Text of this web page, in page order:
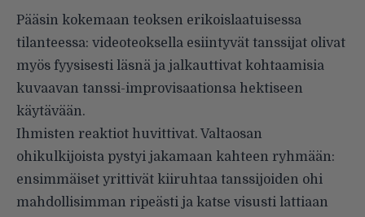
Pääsin kokemaan teoksen erikoislaatuisessa
tilanteessa: videoteoksella esiintyvät tanssijat olivat
myös fyysisesti läsnä ja jalkauttivat kohtaamisia
kuvaavan tanssi-improvisaationsa hektiseen
käytävään.
Ihmisten reaktiot huvittivat. Valtaosan
ohikulkijoista pystyi jakamaan kahteen ryhmään:
ensimmäiset yrittivät kiiruhtaa tanssijoiden ohi
mahdollisimman ripeästi ja katse visusti lattiaan